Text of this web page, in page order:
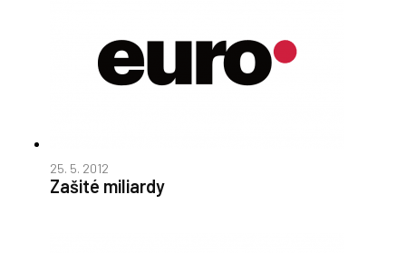
25. 5. 2012
Zašité miliardy